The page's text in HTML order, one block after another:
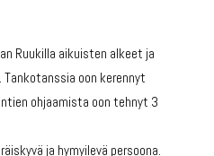
Ruukilla aikuisten alkeet ja
oon kerennyt
ohjaamista oon tehnyt 3
ja hymyilevä persoona.